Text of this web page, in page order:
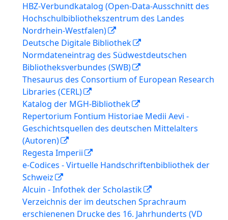
HBZ-Verbundkatalog (Open-Data-Ausschnitt des
Hochschulbibliothekszentrum des Landes
Nordrhein-Westfalen)
Deutsche Digitale Bibliothek
Normdateneintrag des Südwestdeutschen
Bibliotheksverbundes (SWB)
Thesaurus des Consortium of European Research
Libraries (CERL)
Katalog der MGH-Bibliothek
Repertorium Fontium Historiae Medii Aevi -
Geschichtsquellen des deutschen Mittelalters
(Autoren)
Regesta Imperii
e-Codices - Virtuelle Handschriftenbibliothek der
Schweiz
Alcuin - Infothek der Scholastik
Verzeichnis der im deutschen Sprachraum
erschienenen Drucke des 16. Jahrhunderts (VD